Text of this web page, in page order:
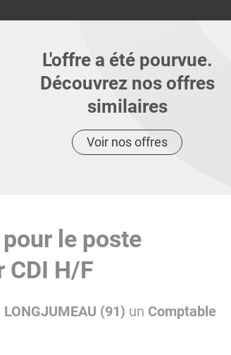
L'offre a été pourvue.
Découvrez nos offres
similaires
Voir nos offres
le poste
CDI H/F
LONGJUMEAU (91) un Comptable